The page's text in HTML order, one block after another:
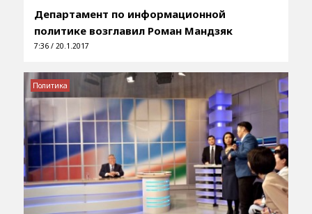
Департамент по информационной
политике возглавил Роман Мандзяк
7:36 / 20.1.2017
Политика